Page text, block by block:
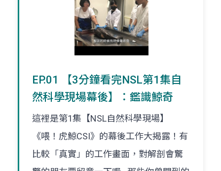
EP.01 【3分鐘看完NSL第1集自
然科學現場幕後】：鑑識鯨奇
這裡是第1集【NSL自然科學現場】
《喂！虎鯨CSI》的幕後工作大揭露！有
比較「真實」的工作畫面，對解剖會驚